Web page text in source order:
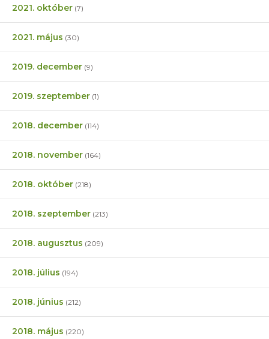
2021. október (7)
2021. május (30)
2019. december (9)
2019. szeptember (1)
2018. december (114)
2018. november (164)
2018. október (218)
2018. szeptember (213)
2018. augusztus (209)
2018. július (194)
2018. június (212)
2018. május (220)